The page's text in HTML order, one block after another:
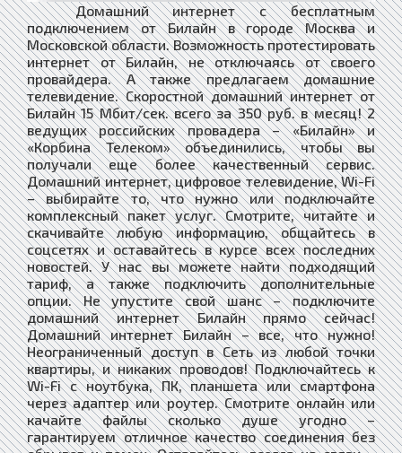
Домашний интернет с бесплатным
подключением от Билайн в городе Москва и
Московской области. Возможность протестировать
интернет от Билайн, не отключаясь от своего
провайдера. А также предлагаем домашние
телевидение. Скоростной домашний интернет от
Билайн 15 Мбит/сек. всего за 350 руб. в месяц! 2
ведущих российских провадера – «Билайн» и
«Корбина Телеком» объединились, чтобы вы
получали еще более качественный сервис.
Домашний интернет, цифровое телевидение, Wi-Fi
– выбирайте то, что нужно или подключайте
комплексный пакет услуг. Смотрите, читайте и
скачивайте любую информацию, общайтесь в
соцсетях и оставайтесь в курсе всех последних
новостей. У нас вы можете найти подходящий
тариф, а также подключить дополнительные
опции. Не упустите свой шанс – подключите
домашний интернет Билайн прямо сейчас!
Домашний интернет Билайн – все, что нужно!
Неограниченный доступ в Сеть из любой точки
квартиры, и никаких проводов! Подключайтесь к
Wi-Fi с ноутбука, ПК, планшета или смартфона
через адаптер или роутер. Смотрите онлайн или
качайте файлы сколько душе угодно –
гарантируем отличное качество соединения без